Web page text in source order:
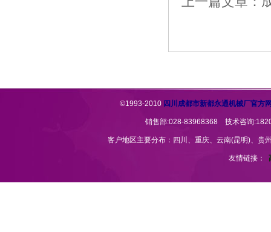
©1993-2010 四川成都市新都永通机械厂官方
销售部:028-83968368 技术咨询
客户地区主要分布：四川、重庆、云南(昆明)、贵
友情链接：